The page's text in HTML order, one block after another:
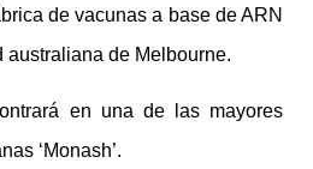
de vacunas a base de ARN
australiana de Melbourne.
en una de las mayores
‘Monash’.